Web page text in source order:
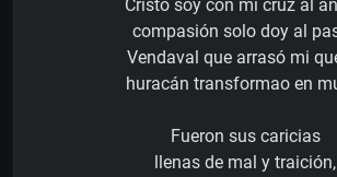
Cristo soy con mi cruz al
compasión solo doy al
Vendaval que arrasó mi
huracán transformao en
Fueron sus caricias
llenas de mal y traición,